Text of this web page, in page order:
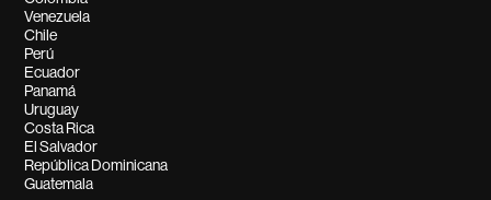
Venezuela
Chile
Perú
Ecuador
Panamá
Uruguay
Costa Rica
El Salvador
República Dominicana
Guatemala